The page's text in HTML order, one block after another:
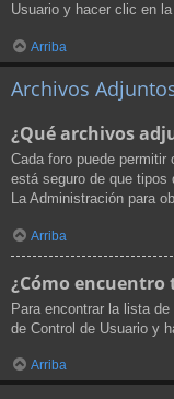
Usuario y hacer clic en
Arriba
Archivos
¿Qué archivos
Cada foro puede
está seguro de que tipos
La Administración para
Arriba
¿Cómo
Para encontrar la lista
de Control de Usuario y
Arriba